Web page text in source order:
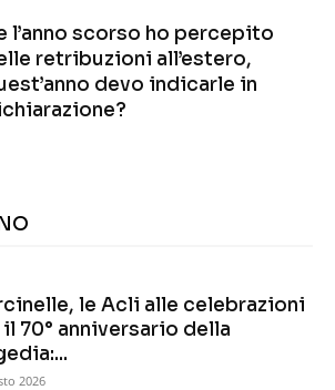
l’anno scorso ho percepito
retribuzioni all’estero,
devo indicarle in
le Acli alle celebrazioni
70° anniversario della
2026